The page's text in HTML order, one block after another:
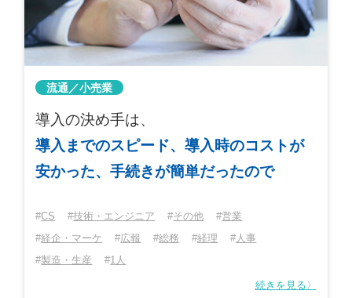
流通／小売業
導入の決め手は、
導入までのスピード、導入時のコストが
安かった、手続きが簡単だったので
CS 技術・エンジニア その他
営業
経企・マーケ
広報 総務 経理
人事
製造・生産
1人
続きを見る〉